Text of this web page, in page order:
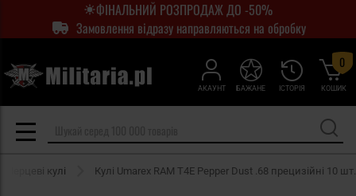
ФІНАЛЬНИЙ РОЗПРОДАЖ ДО -50%
Замовлення відразу направляються на обробку
АКАУНТ ІСТОРІЯ
БАЖАНЕ КОШИК
0
Перцеві кулі Кулі Umarex RAM T4E Pepper Dust .68 прецизійні 10 шт.